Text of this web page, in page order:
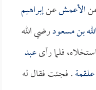
الأعمشعنإبراهيم
بن مسعودرضي الله
فلما رأىعبد
علقمة. فجئت فقال له